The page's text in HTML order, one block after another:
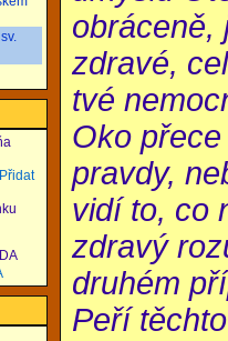
Přidat
obráceně,
zdravé,
tvé
Oko
pravdy,
vidí to, co
zdravý
druhém
Peří